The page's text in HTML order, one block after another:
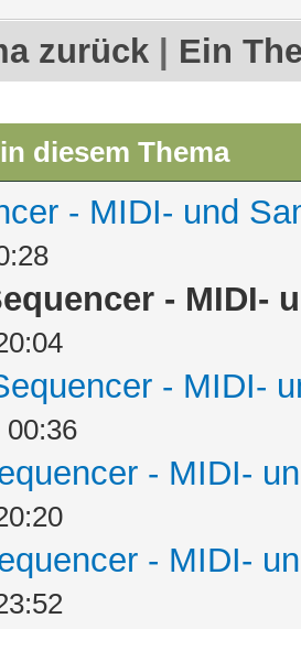
zurück Ein
diesem Thema
- MIDI- und
- MIDI-
- MIDI-
00:36
- MIDI-
- MIDI-